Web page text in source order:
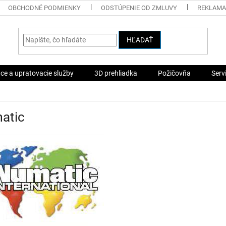
OBCHODNÉ PODMIENKY ODSTÚPENIE OD ZMLUVY
HĽADAŤ
a upratovacie služby 3D prehliadka Požičovňa